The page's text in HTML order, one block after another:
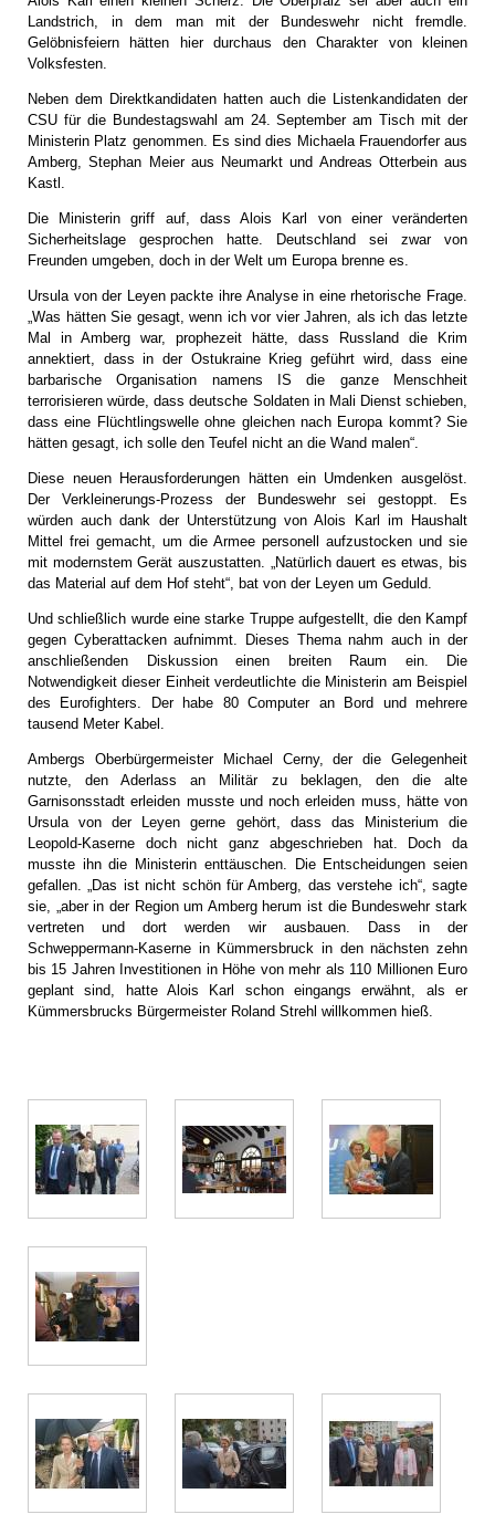
Landstrich, in dem man mit der Bundeswehr nicht fremdle.
Gelöbnisfeiern hätten hier durchaus den Charakter von kleinen
Volksfesten.
Neben dem Direktkandidaten hatten auch die Listenkandidaten der
CSU für die Bundestagswahl am 24. September am Tisch mit der
Ministerin Platz genommen. Es sind dies Michaela Frauendorfer aus
Amberg, Stephan Meier aus Neumarkt und Andreas Otterbein aus
Kastl.
Die Ministerin griff auf, dass Alois Karl von einer veränderten
Sicherheitslage gesprochen hatte. Deutschland sei zwar von
Freunden umgeben, doch in der Welt um Europa brenne es.
Ursula von der Leyen packte ihre Analyse in eine rhetorische Frage.
„Was hätten Sie gesagt, wenn ich vor vier Jahren, als ich das letzte
Mal in Amberg war, prophezeit hätte, dass Russland die Krim
annektiert, dass in der Ostukraine Krieg geführt wird, dass eine
barbarische Organisation namens IS die ganze Menschheit
terrorisieren würde, dass deutsche Soldaten in Mali Dienst schieben,
dass eine Flüchtlingswelle ohne gleichen nach Europa kommt? Sie
hätten gesagt, ich solle den Teufel nicht an die Wand malen“.
Diese neuen Herausforderungen hätten ein Umdenken ausgelöst.
Der Verkleinerungs-Prozess der Bundeswehr sei gestoppt. Es
würden auch dank der Unterstützung von Alois Karl im Haushalt
Mittel frei gemacht, um die Armee personell aufzustocken und sie
mit modernstem Gerät auszustatten. „Natürlich dauert es etwas, bis
das Material auf dem Hof steht“, bat von der Leyen um Geduld.
Und schließlich wurde eine starke Truppe aufgestellt, die den Kampf
gegen Cyberattacken aufnimmt. Dieses Thema nahm auch in der
anschließenden Diskussion einen breiten Raum ein. Die
Notwendigkeit dieser Einheit verdeutlichte die Ministerin am Beispiel
des Eurofighters. Der habe 80 Computer an Bord und mehrere
tausend Meter Kabel.
Ambergs Oberbürgermeister Michael Cerny, der die Gelegenheit
nutzte, den Aderlass an Militär zu beklagen, den die alte
Garnisonsstadt erleiden musste und noch erleiden muss, hätte von
Ursula von der Leyen gerne gehört, dass das Ministerium die
Leopold-Kaserne doch nicht ganz abgeschrieben hat. Doch da
musste ihn die Ministerin enttäuschen. Die Entscheidungen seien
gefallen. „Das ist nicht schön für Amberg, das verstehe ich“, sagte
sie, „aber in der Region um Amberg herum ist die Bundeswehr stark
vertreten und dort werden wir ausbauen. Dass in der
Schweppermann-Kaserne in Kümmersbruck in den nächsten zehn
bis 15 Jahren Investitionen in Höhe von mehr als 110 Millionen Euro
geplant sind, hatte Alois Karl schon eingangs erwähnt, als er
Kümmersbrucks Bürgermeister Roland Strehl willkommen hieß.